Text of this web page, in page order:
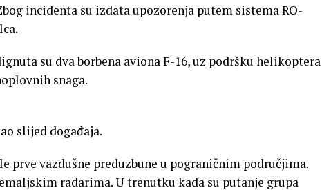
incidenta su izdata upozorenja putem sistema RO-
su dva borbena aviona F-16, uz podršku helikoptera
snaga.
slijed događaja.
prve vazdušne preduzbune u pograničnim područjima.
radarima. U trenutku kada su putanje grupa